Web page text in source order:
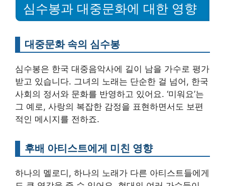
심수봉과 대중문화에 대한 영향
대중문화 속의 심수봉
심수봉은 한국 대중음악사에 길이 남을 가수로 평가
받고 있습니다. 그녀의 노래는 단순한 걸 넘어, 한국
사회의 정서와 문화를 반영하고 있어요. ‘미워요’는
그 예로, 사랑의 복잡한 감정을 표현하면서도 보편
적인 메시지를 전하죠.
후배 아티스트에게 미친 영향
하나의 멜로디, 하나의 노래가 다른 아티스트들에게